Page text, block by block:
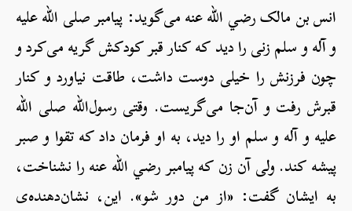
انس بن مالک رضي الله عنه می‌گوید: پیامبر صلی الله علیه
و آله و سلم زنی را دید که کنار قبر کودکش گریه می‌کرد و
چون فرزنش را خیلی دوست داشت، طاقت نیاورد و کنار
قبرش رفت و آن‌جا می‌گریست. وقتی رسول‌الله صلی الله
علیه و آله و سلم او را دید، به او فرمان داد که تقوا و صبر
پیشه کند. ولی آن زن که پیامبر رضي الله عنه را نشناخت،
به ایشان گفت: «از من دور شو». این، نشان‌دهنده‌ی